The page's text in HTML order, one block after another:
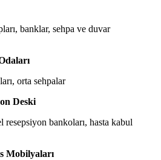
banklar, sehpa ve duvar
orta sehpalar
Deski
bankoları, hasta kabul
Mobilyaları